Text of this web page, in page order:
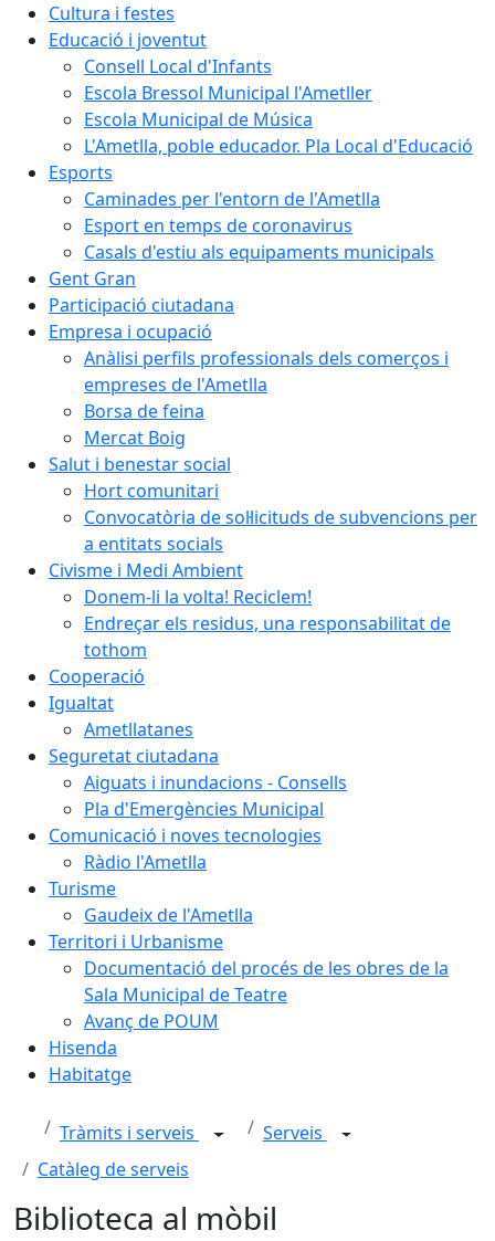
Cultura i festes
Educació i joventut
Consell Local d'Infants
Escola Bressol Municipal l'Ametller
Escola Municipal de Música
L'Ametlla, poble educador. Pla Local d'Educació
Esports
Caminades per l'entorn de l'Ametlla
Esport en temps de coronavirus
Casals d'estiu als equipaments municipals
Gent Gran
Participació ciutadana
Empresa i ocupació
Anàlisi perfils professionals dels comerços i
empreses de l'Ametlla
Borsa de feina
Mercat Boig
Salut i benestar social
Hort comunitari
Convocatòria de sol·licituds de subvencions per
a entitats socials
Civisme i Medi Ambient
Donem-li la volta! Reciclem!
Endreçar els residus, una responsabilitat de
tothom
Cooperació
Igualtat
Ametllatanes
Seguretat ciutadana
Aiguats i inundacions - Consells
Pla d'Emergències Municipal
Comunicació i noves tecnologies
Ràdio l'Ametlla
Turisme
Gaudeix de l'Ametlla
Territori i Urbanisme
Documentació del procés de les obres de la
Sala Municipal de Teatre
Avanç de POUM
Hisenda
Habitatge
Tràmits i serveis
Serveis
Catàleg de serveis
Biblioteca al mòbil